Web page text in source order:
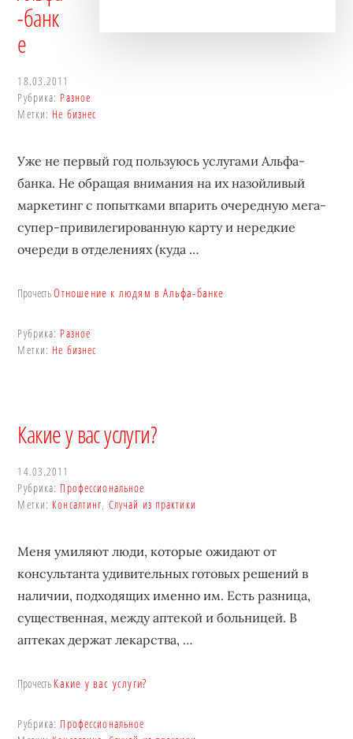
-банк
е
18.03.2011
Рубрика: Разное
Метки: Не бизнес
Уже не первый год пользуюсь услугами Альфа-
банка. Не обращая внимания на их назойливый
маркетинг с попытками впарить очередную мега-
супер-привилегированную карту и нередкие
очереди в отделениях (куда …
ПрочестьОтношение к людям в Альфа-банке
Рубрика: Разное
Метки: Не бизнес
Какие у вас услуги?
14.03.2011
Рубрика: Профессиональное
Метки: Консалтинг, Случай из практики
Меня умиляют люди, которые ожидают от
консультанта удивительных готовых решений в
наличии, подходящих именно им. Есть разница,
существенная, между аптекой и больницей. В
аптеках держат лекарства, …
Прочесть Какие у вас услуги?
Рубрика: Профессиональное